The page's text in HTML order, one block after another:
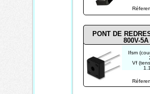
PONT DE
800V-5A
Ifsm
Vf
Ir
Ir